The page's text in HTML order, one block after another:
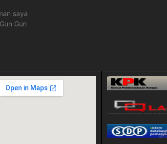
saya
Gun